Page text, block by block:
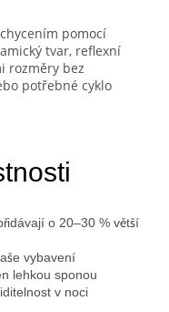
pomocí
tvar, reflexní
rozměry bez
potřebné cyklo
o 20–30 % větší
vybavení
lehkou sponou
v noci